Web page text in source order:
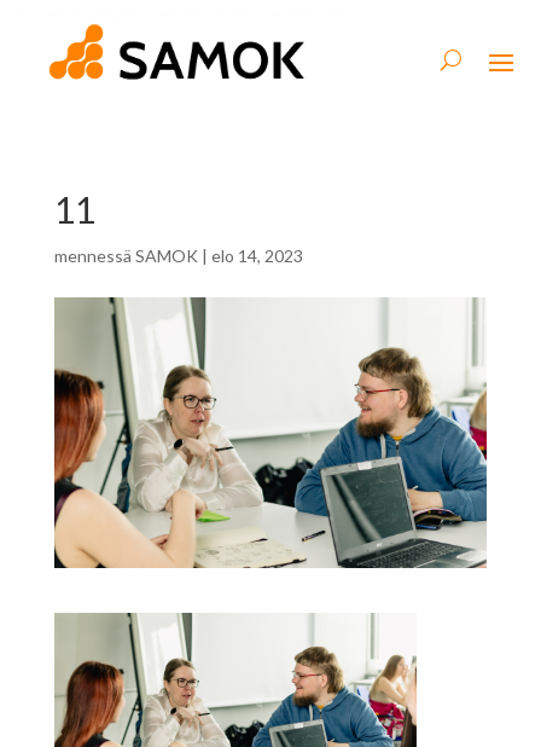
11
mennessä SAMOK | elo 14, 2023